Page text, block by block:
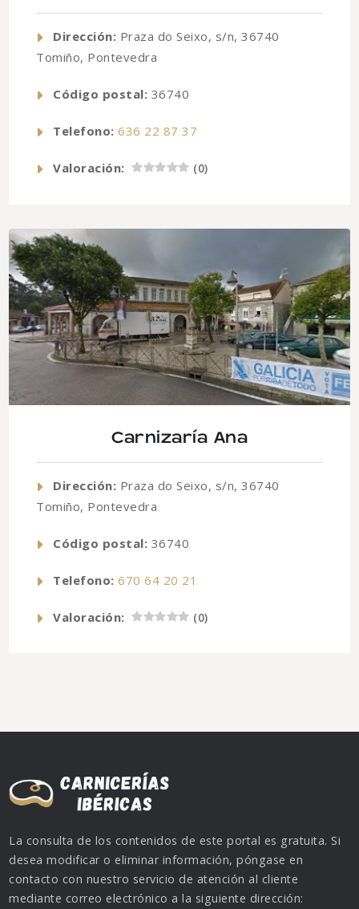
Dirección: Praza do Seixo, s/n, 36740
Tomiño, Pontevedra
Código postal: 36740
Telefono: 636 22 87 37
Valoración: (0)
Carnizaría Ana
Dirección: Praza do Seixo, s/n, 36740
Tomiño, Pontevedra
Código postal: 36740
Telefono: 670 64 20 21
Valoración: (0)
La consulta de los contenidos de este portal es gratuita. Si
desea modificar o eliminar información, póngase en
contacto con nuestro servicio de atención al cliente
mediante correo electrónico a la siguiente dirección: